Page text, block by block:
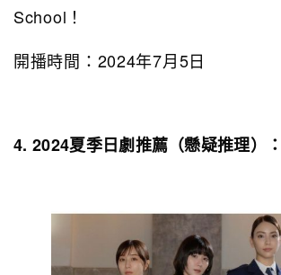
School！
開播時間：2024年7月5日
4. 2024夏季日劇推薦（懸疑推理）